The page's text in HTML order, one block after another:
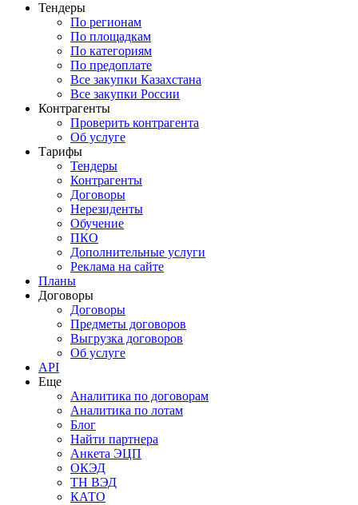
Тендеры
По регионам
По площадкам
По категориям
По предоплате
Все закупки Казахстана
Все закупки России
Контрагенты
Проверить контрагента
Об услуге
Тарифы
Тендеры
Контрагенты
Договоры
Нерезиденты
Обучение
ПКО
Дополнительные услуги
Реклама на сайте
Планы
Договоры
Договоры
Предметы договоров
Выгрузка договоров
Об услуге
API
Еще
Аналитика по договорам
Аналитика по лотам
Блог
Найти партнера
Анкета ЭЦП
ОКЭД
ТН ВЭД
КАТО